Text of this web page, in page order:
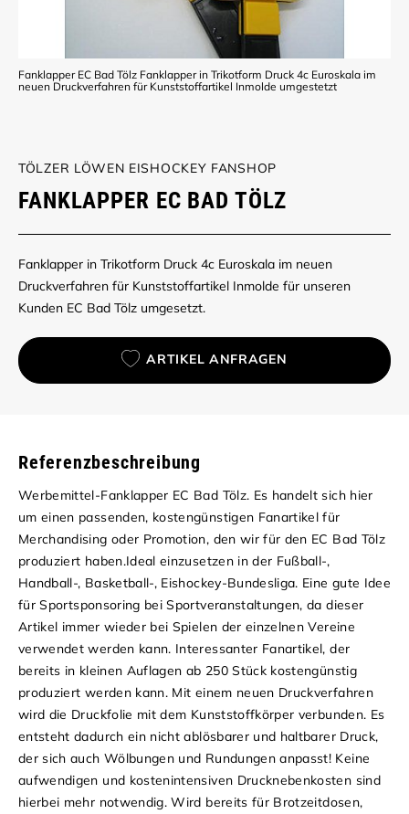
Fanklapper EC Bad Tölz Fanklapper in Trikotform Druck 4c Euroskala im
neuen Druckverfahren für Kunststoffartikel Inmolde umgestetzt
TÖLZER LÖWEN EISHOCKEY FANSHOP
FANKLAPPER EC BAD TÖLZ
Fanklapper in Trikotform Druck 4c Euroskala im neuen
Druckverfahren für Kunststoffartikel Inmolde für unseren
Kunden EC Bad Tölz umgesetzt.
ARTIKEL ANFRAGEN
Referenzbeschreibung
Werbemittel-Fanklapper EC Bad Tölz. Es handelt sich hier
um einen passenden, kostengünstigen Fanartikel für
Merchandising oder Promotion, den wir für den EC Bad Tölz
produziert haben.Ideal einzusetzen in der Fußball-,
Handball-, Basketball-, Eishockey-Bundesliga. Eine gute Idee
fürSportsponsoring beiSportveranstaltungen, da dieser
Artikel immer wieder bei Spielen der einzelnen Vereine
verwendet werden kann. Interessanter Fanartikel, der
bereits in kleinen Auflagen ab 250 Stück kostengünstig
produziert werden kann. Mit einem neuen Druckverfahren
wird die Druckfolie mit dem Kunststoffkörper verbunden. Es
entsteht dadurch ein nicht ablösbarer und haltbarer Druck,
der sich auch Wölbungen und Rundungen anpasst! Keine
aufwendigen und kostenintensiven Drucknebenkosten sind
hierbei mehr notwendig. Wird bereits für Brotzeitdosen,